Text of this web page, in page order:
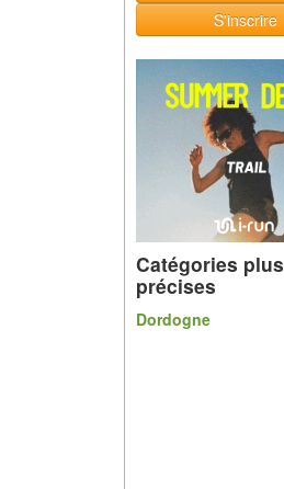
S'inscrire
Catégories plus
précises
Dordogne